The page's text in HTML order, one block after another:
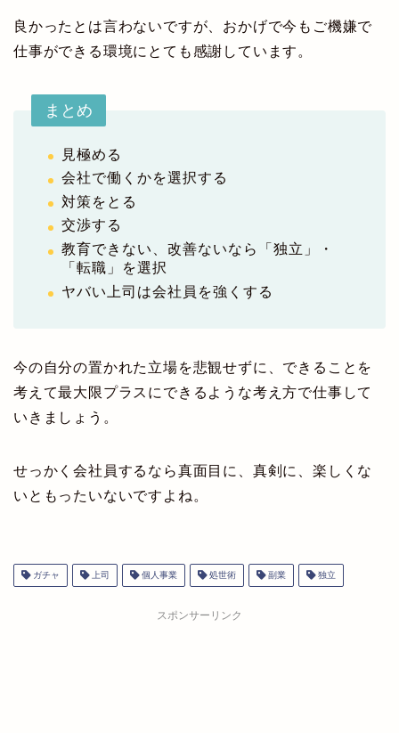
良かったとは言わないですが、おかげで今もご機嫌で
仕事ができる環境にとても感謝しています。
まとめ
見極める
会社で働くかを選択する
対策をとる
交渉する
教育できない、改善ないなら「独立」・
「転職」を選択
ヤバい上司は会社員を強くする
今の自分の置かれた立場を悲観せずに、できることを
考えて最大限プラスにできるような考え方で仕事して
いきましょう。
せっかく会社員するなら真面目に、真剣に、楽しくな
いともったいないですよね。
ガチャ 上司 個人事業 処世術 副業 独立
スポンサーリンク